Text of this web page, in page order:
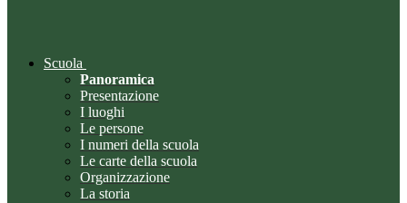
Scuola
Panoramica
Presentazione
I luoghi
Le persone
I numeri della scuola
Le carte della scuola
Organizzazione
La storia